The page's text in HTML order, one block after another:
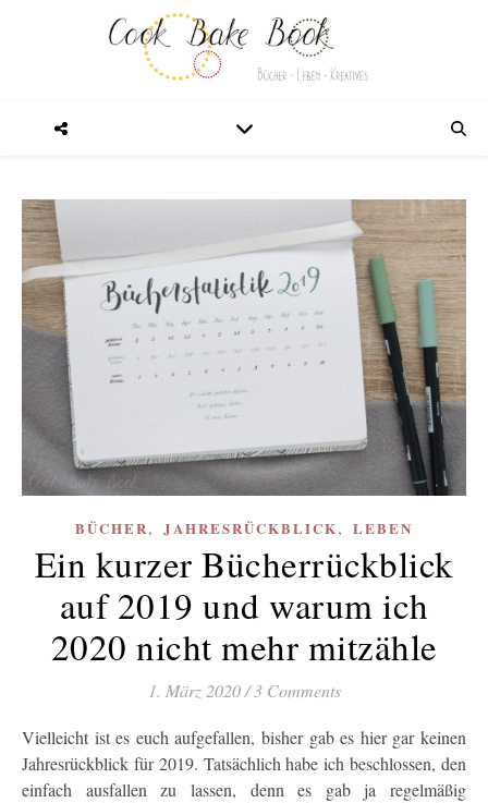
BÜCHER, JAHRESRÜCKBLICK, LEBEN
Ein kurzer Bücherrückblick
auf 2019 und warum ich
2020 nicht mehr mitzähle
1. März 2020/ 3 Comments
Vielleicht ist es euch aufgefallen, bisher gab es hier gar keinen
Jahresrückblick für 2019. Tatsächlich habe ich beschlossen, den
einfach ausfallen zu lassen, denn es gab ja regelmäßig